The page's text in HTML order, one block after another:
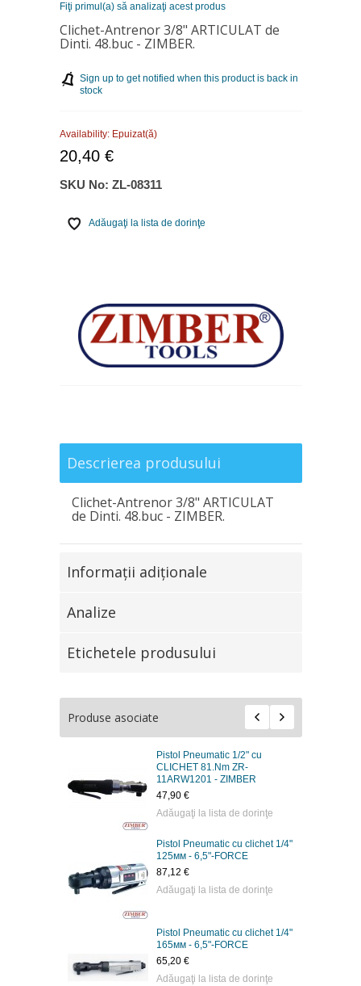
Fiţi primul(a) să analizaţi acest produs
Clichet-Antrenor 3/8" ARTICULAT de
Dinti. 48.buc - ZIMBER.
Sign up to get notified when this product is back in
stock
Availability: Epuizat(ă)
20,40 €
SKU No: ZL-08311
Adăugaţi la lista de dorinţe
Descrierea produsului
Clichet-Antrenor 3/8" ARTICULAT
de Dinti. 48.buc - ZIMBER.
Informaţii adiţionale
Analize
Etichetele produsului
Produse asociate
Pistol Pneumatic 1/2" cu
CLICHET 81.Nm ZR-
11ARW1201 - ZIMBER
47,90 €
Adăugaţi la lista de dorinţe
Pistol Pneumatic cu clichet 1/4"
125мм - 6,5"-FORCE
87,12 €
Adăugaţi la lista de dorinţe
Pistol Pneumatic cu clichet 1/4"
165мм - 6,5"-FORCE
65,20 €
Adăugaţi la lista de dorinţe